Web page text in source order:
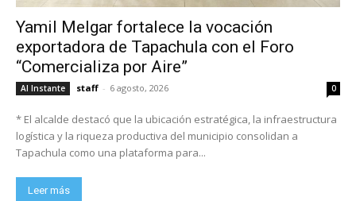
Yamil Melgar fortalece la vocación
exportadora de Tapachula con el Foro
“Comercializa por Aire”
Al Instante staff - 6 agosto, 2026 0
* El alcalde destacó que la ubicación estratégica, la infraestructura
logística y la riqueza productiva del municipio consolidan a
Tapachula como una plataforma para...
Leer más